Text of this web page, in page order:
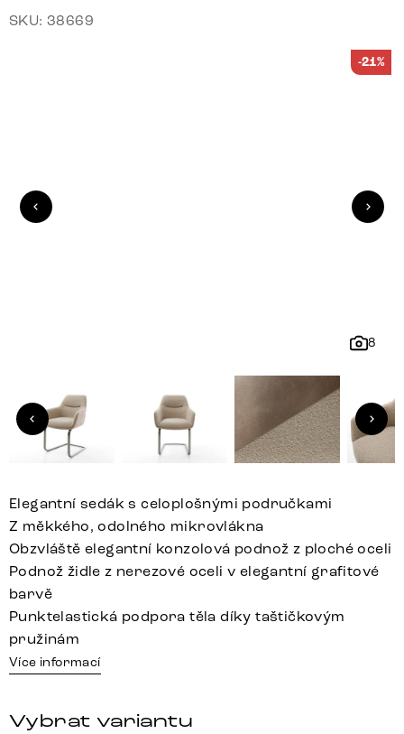
SKU: 38669
8
-21%
Elegantní sedák s celoplošnými područkami
Z měkkého, odolného mikrovlákna
Obzvláště elegantní konzolová podnož z ploché oceli
Podnož židle z nerezové oceli v elegantní grafitové
barvě
Punktelastická podpora těla díky taštičkovým
pružinám
Více informací
Vybrat variantu